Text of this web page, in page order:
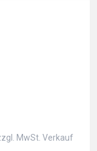
MwSt. Verkauf